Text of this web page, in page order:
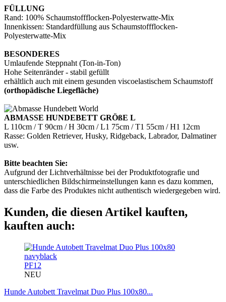
FÜLLUNG
Rand: 100% Schaumstoffflocken-Polyesterwatte-Mix
Innenkissen: Standardfüllung aus Schaumstoffflocken-
Polyesterwatte-Mix
BESONDERES
Umlaufende Steppnaht (Ton-in-Ton)
Hohe Seitenränder - stabil gefüllt
erhältlich auch mit einem gesunden viscoelastischem Schaumstoff
(orthopädische Liegefläche)
ABMASSE HUNDEBETT GRÖßE L
L 110cm / T 90cm / H 30cm / L1 75cm / T1 55cm / H1 12cm
Rasse: Golden Retriever, Husky, Ridgeback, Labrador, Dalmatiner
usw.
Bitte beachten Sie:
Aufgrund der Lichtverhältnisse bei der Produktfotografie und
unterschiedlichen Bildschirmeinstellungen kann es dazu kommen,
dass die Farbe des Produktes nicht authentisch wiedergegeben wird.
Kunden, die diesen Artikel kauften,
kauften auch:
PF12
NEU
Hunde Autobett Travelmat Duo Plus 100x80...